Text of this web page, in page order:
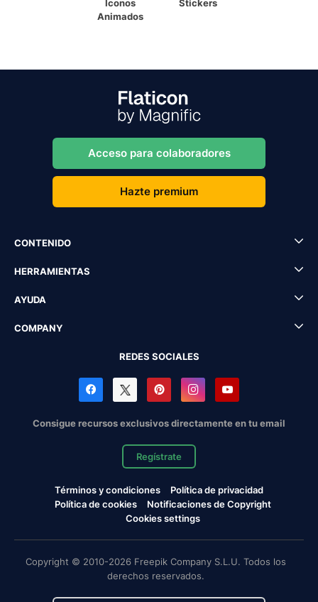
Iconos
Animados
Stickers
Acceso para colaboradores
Hazte premium
CONTENIDO
HERRAMIENTAS
AYUDA
COMPANY
REDES SOCIALES
Consigue recursos exclusivos directamente en tu email
Regístrate
Términos y condiciones
Política de privacidad
Política de cookies
Notificaciones de Copyright
Cookies settings
Copyright © 2010-2026 Freepik Company S.L.U. Todos los
derechos reservados.